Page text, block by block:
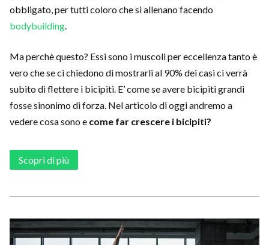
obbligato, per tutti coloro che si allenano facendo
bodybuilding.
Ma perchè questo? Essi sono i muscoli per eccellenza tanto è
vero che se ci chiedono di mostrarli al 90% dei casi ci verrà
subito di flettere i bicipiti. E’ come se avere bicipiti grandi
fosse sinonimo di forza. Nel articolo di oggi andremo a
vedere cosa sono e come far crescere i bicipiti?
Scopri di più